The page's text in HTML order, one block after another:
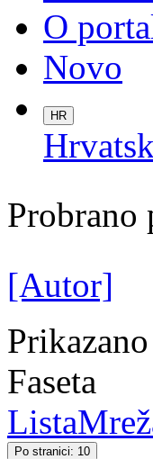
O
Novo
HR
Probrano
[Autor]
Faseta
Lista
Po stranici: 10